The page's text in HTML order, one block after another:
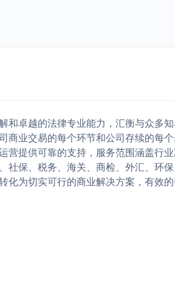
和卓越的法律专业能力，汇衡与众多
商业交易的每个环节和公司存续的每
营提供可靠的支持，服务范围涵盖行业
社保、税务、海关、商检、外汇、环
化为切实可行的商业解决方案，有效